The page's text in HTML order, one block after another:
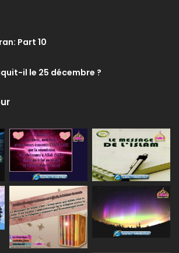
Part 10
il le 25 décembre ?